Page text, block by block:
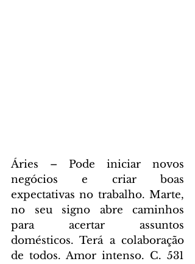
Áries – Pode iniciar novos
negócios e criar boas
expectativas no trabalho. Marte,
no seu signo abre caminhos
para acertar assuntos
domésticos. Terá a colaboração
de todos. Amor intenso. C. 531